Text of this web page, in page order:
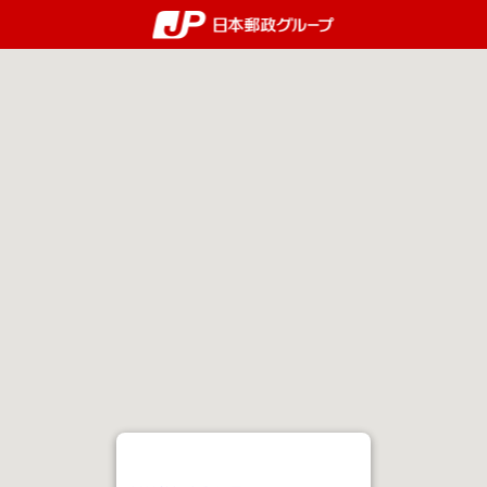
郵便局・日本郵政グループ